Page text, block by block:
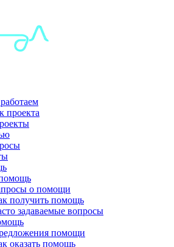
проекта
о помощи
получить помощь
задаваемые вопросы
помощи
оказать помощь